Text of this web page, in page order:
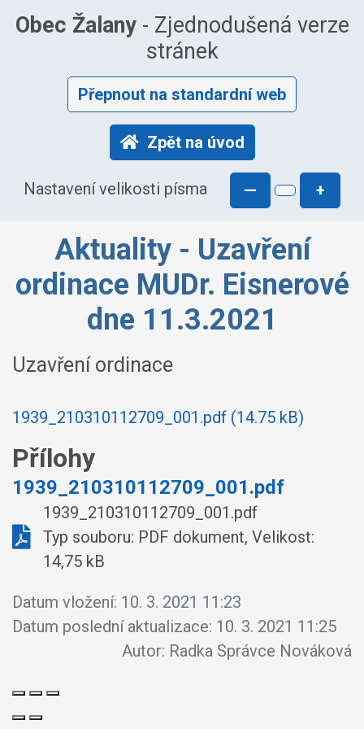
Obec Žalany- Zjednodušená verze
stránek
Přepnout na standardní web
Zpět na úvod
Nastavení velikosti písma — +
Aktuality - Uzavření
ordinace MUDr. Eisnerové
dne 11.3.2021
Uzavření ordinace
1939_210310112709_001.pdf (14.75 kB)
Přílohy
1939_210310112709_001.pdf
1939_210310112709_001.pdf
Typ souboru: PDF dokument, Velikost:
14,75 kB
Datum vložení: 10. 3. 2021 11:23
Datum poslední aktualizace: 10. 3. 2021 11:25
Autor: Radka Správce Nováková